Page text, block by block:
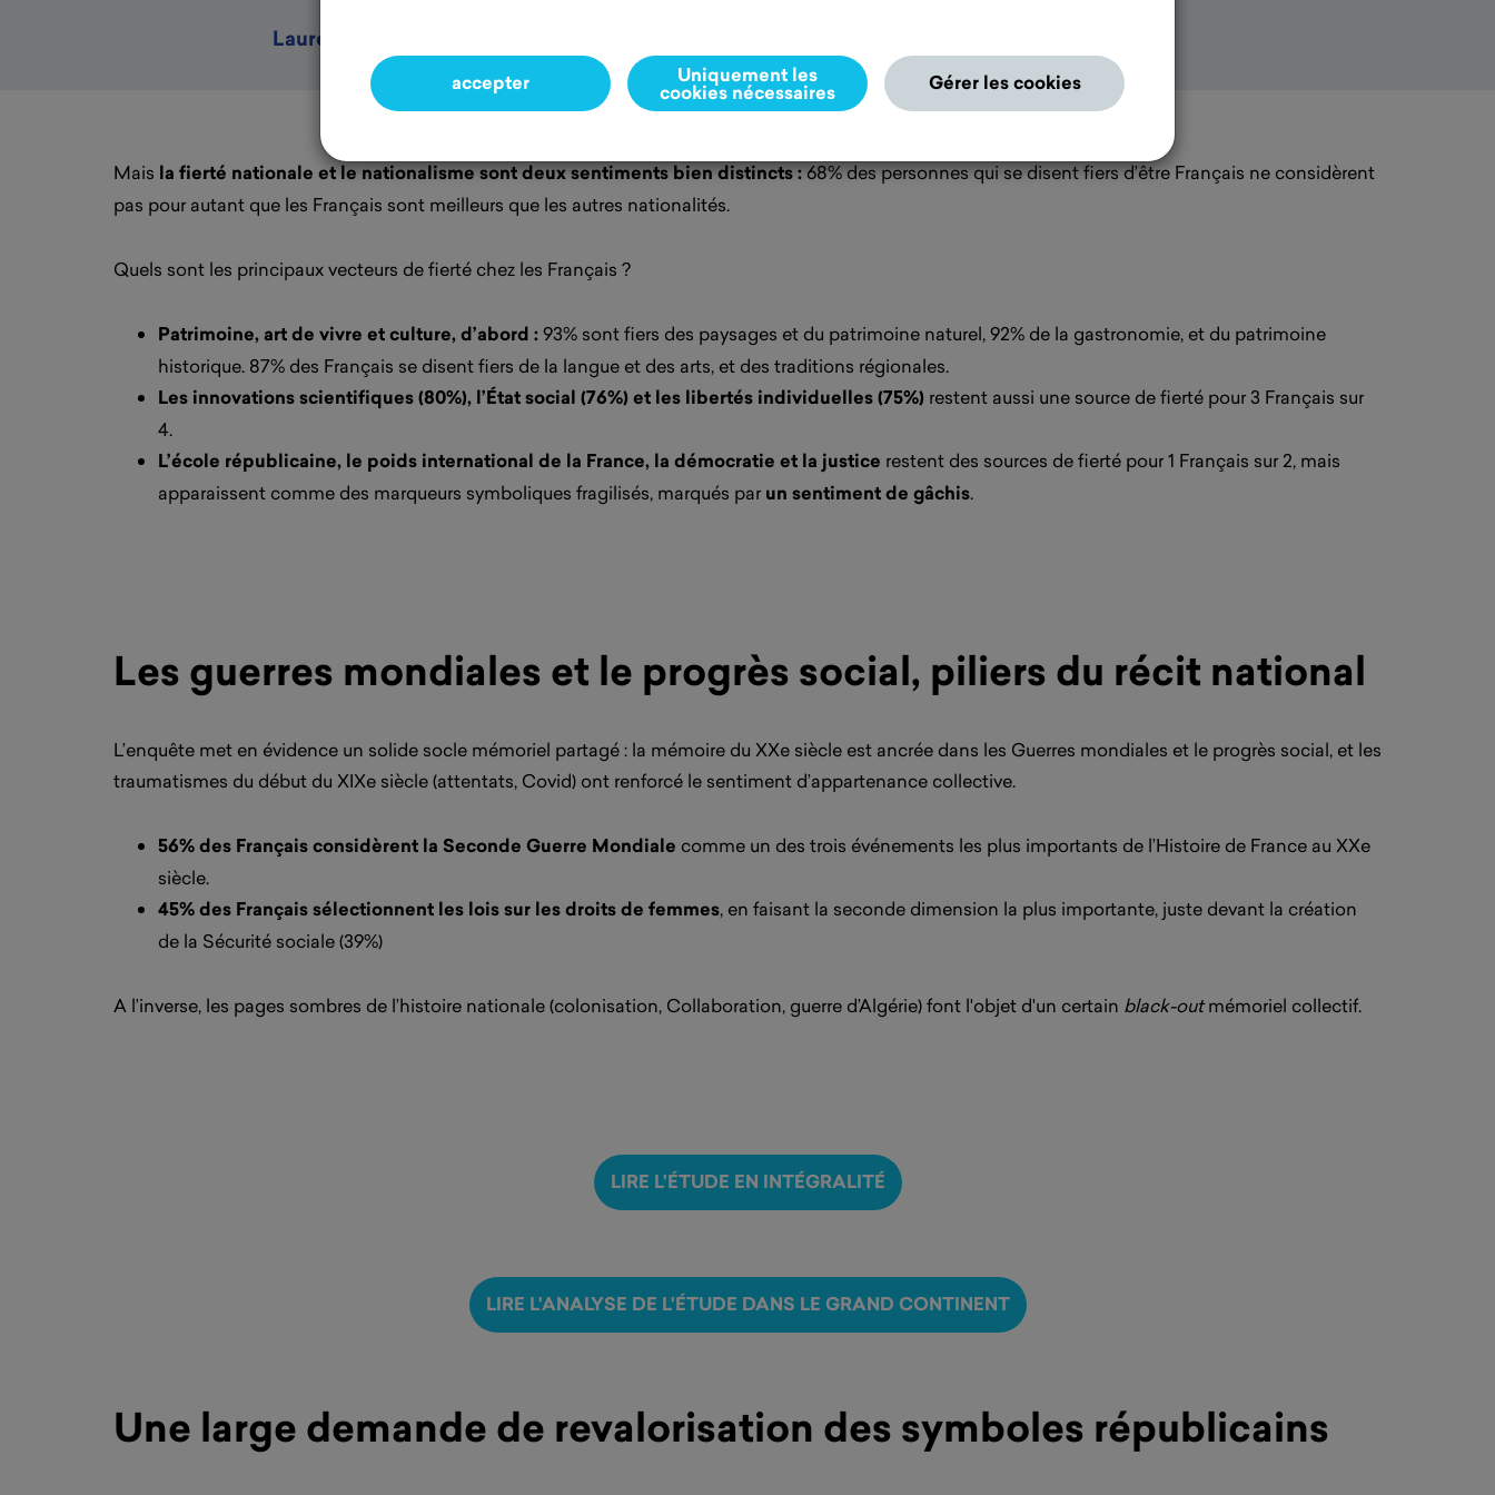
accepter Uniquement les
cookies nécessaires Gérer les cookies
Laurence de Nervaux, directrice de Destin Commun
Mais la fierté nationale et le nationalisme sont deux sentiments bien distincts :68% des personnes qui se disent fiers d’être Français ne considèrent
pas pour autant que les Français sont meilleurs que les autres nationalités.
Quels sont les principaux vecteurs de fierté chez les Français ?
Patrimoine, art de vivre et culture, d’abord :93% sont fiers des paysages et du patrimoine naturel, 92% de la gastronomie, et du patrimoine
historique. 87% des Français se disent fiers de la langue et des arts, et des traditions régionales.
Les innovations scientifiques (80%), l’État social (76%) et les libertés individuelles (75%) restent aussi une source de fierté pour 3 Français sur
4.
L’école républicaine, le poids international de la France, la démocratie et la justice restent des sources de fierté pour 1 Français sur 2, mais
apparaissent comme des marqueurs symboliques fragilisés, marqués par un sentiment de gâchis.
Les guerres mondiales et le progrès social, piliers du récit national
L’enquête met en évidence un solide socle mémoriel partagé : la mémoire du XXe siècle est ancrée dans les Guerres mondiales et le progrès social, et les
traumatismes du début du XIXe siècle (attentats, Covid) ont renforcé le sentiment d’appartenance collective.
56% des Français considèrent la Seconde Guerre Mondiale comme un des trois événements les plus importants de l’Histoire de France au XXe
siècle.
45% des Français sélectionnent les lois sur les droits de femmes, en faisant la seconde dimension la plus importante, juste devant la création
de la Sécurité sociale (39%)
A l’inverse, les pages sombres de l’histoire nationale (colonisation, Collaboration, guerre d’Algérie) font l'objet d'un certain black-outmémoriel collectif.
LIRE L'ÉTUDE EN INTÉGRALITÉ
LIRE L'ANALYSE DE L'ÉTUDE DANS LE GRAND CONTINENT
Une large demande de revalorisation des symboles républicains